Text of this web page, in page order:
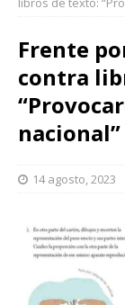
Frente
contra
nacional”
14 agosto, 2023